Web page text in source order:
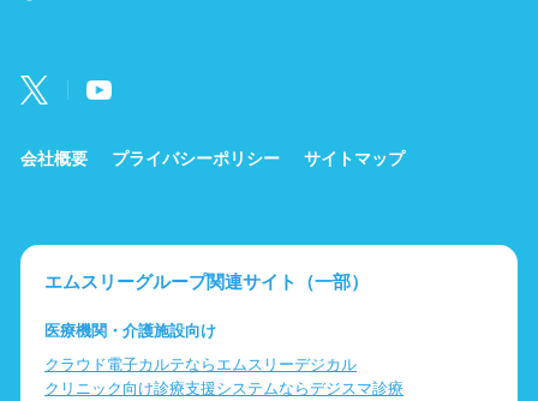
会社概要 プライバシーポリシー サイトマップ
エムスリーグループ関連サイト（一部）
医療機関・介護施設向け
クラウド電子カルテならエムスリーデジカル
クリニック向け診療支援システムならデジスマ診療